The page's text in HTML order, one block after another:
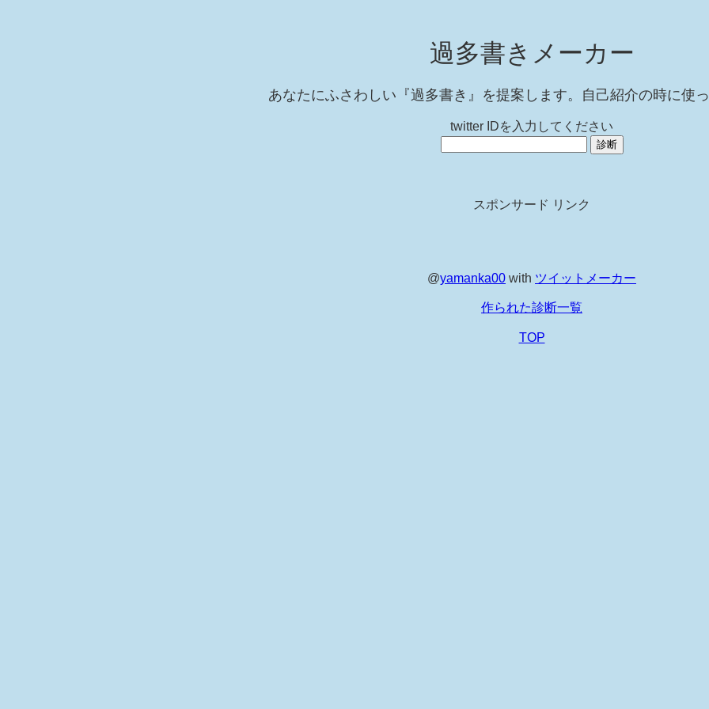
過多書きメーカー
あなたにふさわしい『過多書き』を提案します。自己紹介の時に使っ
twitter IDを入力してください
スポンサード リンク
@yamanka00 with ツイットメーカー
作られた診断一覧
TOP